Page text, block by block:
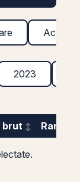
Acțiuni
2023
brut